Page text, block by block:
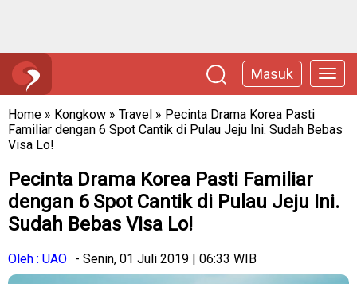
Masuk
Home » Kongkow » Travel » Pecinta Drama Korea Pasti
Familiar dengan 6 Spot Cantik di Pulau Jeju Ini. Sudah Bebas
Visa Lo!
Pecinta Drama Korea Pasti Familiar
dengan 6 Spot Cantik di Pulau Jeju Ini.
Sudah Bebas Visa Lo!
Oleh : UAO - Senin, 01 Juli 2019 | 06:33 WIB